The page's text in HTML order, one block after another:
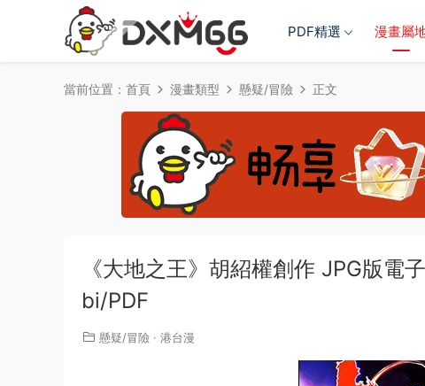
PDF精選 漫畫屬
當前位置： 首頁 漫畫類型 懸疑/冒險 正文
《大地之王》胡紹權創作 JPG版
bi/PDF
懸疑/冒險 · 港台漫